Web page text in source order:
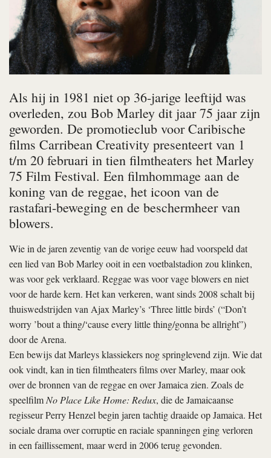
Als hij in 1981 niet op 36-jarige leeftijd was
overleden, zou Bob Marley dit jaar 75 jaar zijn
geworden. De promotieclub voor Caribische
films Carribean Creativity presenteert van 1
t/m 20 februari in tien filmtheaters het Marley
75 Film Festival. Een filmhommage aan de
koning van de reggae, het icoon van de
rastafari-beweging en de beschermheer van
blowers.
Wie in de jaren zeventig van de vorige eeuw had voorspeld dat
een lied van Bob Marley ooit in een voetbalstadion zou klinken,
was voor gek verklaard. Reggae was voor vage blowers en niet
voor de harde kern. Het kan verkeren, want sinds 2008 schalt bij
thuiswedstrijden van Ajax Marley’s ‘Three little birds’ (“Don’t
worry ’bout a thing/‘cause every little thing/gonna be allright”)
door de Arena.
Een bewijs dat Marleys klassiekers nog springlevend zijn. Wie dat
ook vindt, kan in tien filmtheaters films over Marley, maar ook
over de bronnen van de reggae en over Jamaica zien. Zoals de
speelfilmNo Place Like Home: Redux, die de Jamaicaanse
regisseur Perry Henzel begin jaren tachtig draaide op Jamaica. Het
sociale drama over corruptie en raciale spanningen ging verloren
in een faillissement, maar werd in 2006 terug gevonden.